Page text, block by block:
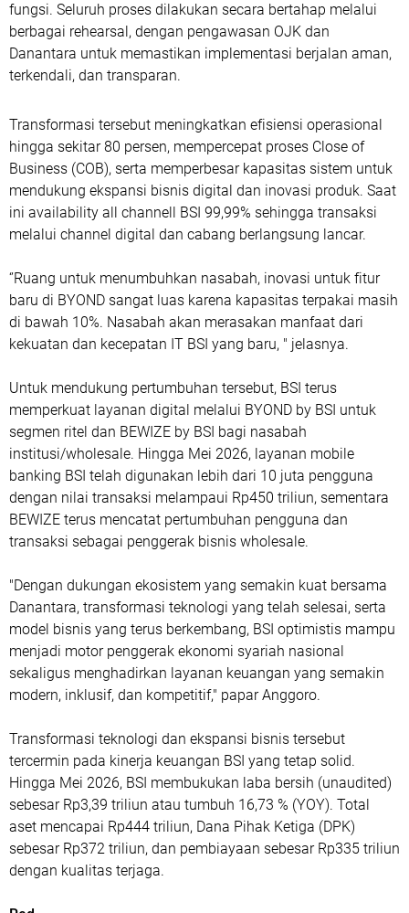
fungsi. Seluruh proses dilakukan secara bertahap melalui
berbagai rehearsal, dengan pengawasan OJK dan
Danantara untuk memastikan implementasi berjalan aman,
terkendali, dan transparan.
Transformasi tersebut meningkatkan efisiensi operasional
hingga sekitar 80 persen, mempercepat proses Close of
Business (COB), serta memperbesar kapasitas sistem untuk
mendukung ekspansi bisnis digital dan inovasi produk. Saat
ini availability all channell BSI 99,99% sehingga transaksi
melalui channel digital dan cabang berlangsung lancar.
‘’Ruang untuk menumbuhkan nasabah, inovasi untuk fitur
baru di BYOND sangat luas karena kapasitas terpakai masih
di bawah 10%. Nasabah akan merasakan manfaat dari
kekuatan dan kecepatan IT BSI yang baru, " jelasnya.
Untuk mendukung pertumbuhan tersebut, BSI terus
memperkuat layanan digital melalui BYOND by BSI untuk
segmen ritel dan BEWIZE by BSI bagi nasabah
institusi/wholesale. Hingga Mei 2026, layanan mobile
banking BSI telah digunakan lebih dari 10 juta pengguna
dengan nilai transaksi melampaui Rp450 triliun, sementara
BEWIZE terus mencatat pertumbuhan pengguna dan
transaksi sebagai penggerak bisnis wholesale.
"Dengan dukungan ekosistem yang semakin kuat bersama
Danantara, transformasi teknologi yang telah selesai, serta
model bisnis yang terus berkembang, BSI optimistis mampu
menjadi motor penggerak ekonomi syariah nasional
sekaligus menghadirkan layanan keuangan yang semakin
modern, inklusif, dan kompetitif," papar Anggoro.
Transformasi teknologi dan ekspansi bisnis tersebut
tercermin pada kinerja keuangan BSI yang tetap solid.
Hingga Mei 2026, BSI membukukan laba bersih (unaudited)
sebesar Rp3,39 triliun atau tumbuh 16,73 % (YOY). Total
aset mencapai Rp444 triliun, Dana Pihak Ketiga (DPK)
sebesar Rp372 triliun, dan pembiayaan sebesar Rp335 triliun
dengan kualitas terjaga.